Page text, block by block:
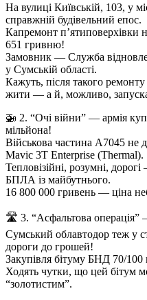
На вулиці Київській, 103, у
справжній будівельний епос.
Капремонт п’ятиповерхівки
651 гривню!
Замовник — Служба
у Сумській області.
Кажуть, після такого
жити — а й, можливо,
🚁 2. “Очі війни” — армія
мільйона!
Військова частина А7045 не
Mavic 3T Enterprise (Thermal).
Тепловізійні, розумні,
БПЛА із майбутнього.
16 800 000 гривень — ціна
🛣 3. “Асфальтова операція”
Сумський облавтодор теж у
дороги до грошей!
Закупівля бітуму БНД 70/100
Ходять чутки, що цей бітум
“золотистим”.